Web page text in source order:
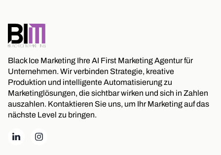
Black Ice Marketing Ihre AI First Marketing Agentur für
Unternehmen. Wir verbinden Strategie, kreative
Produktion und intelligente Automatisierung zu
Marketinglösungen, die sichtbar wirken und sich in Zahlen
auszahlen. Kontaktieren Sie uns, um Ihr Marketing auf das
nächste Level zu bringen.